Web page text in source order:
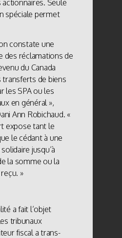
Seule
spéciale permet
constate une
des réclamations de
du Canada
de biens
les SPA ou les
en général »,
Ann Robichaud. «
expose tant le
le cédant à une
jusqu’à
la somme ou la
»
a fait l’objet
tribunaux
fiscal a trans-